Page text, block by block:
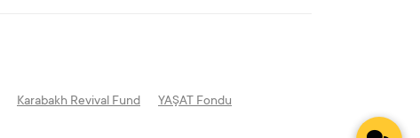
Karabakh Revival Fund YAŞAT Fondu